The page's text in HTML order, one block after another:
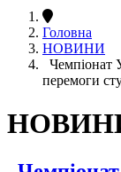
Головна
НОВИНИ
Чемпіонат
перемоги